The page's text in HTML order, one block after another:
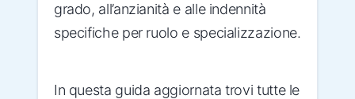
grado, all’anzianità e alle indennità
specifiche per ruolo e specializzazione.
In questa guida aggiornata trovi tutte le